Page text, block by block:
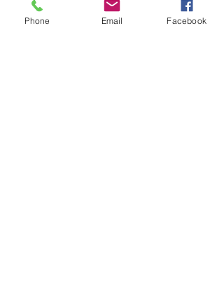
Scopri di più
Phone Email Facebook